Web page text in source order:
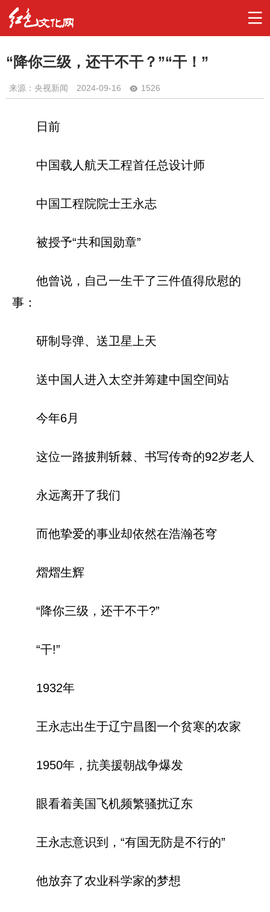
“降你三级，还干不干？”“干！”
来源：央视新闻 2024-09-16 1526
日前
中国载人航天工程首任总设计师
中国工程院院士王永志
被授予“共和国勋章”
他曾说，自己一生干了三件值得欣慰的
事：
研制导弹、送卫星上天
送中国人进入太空并筹建中国空间站
今年6月
这位一路披荆斩棘、书写传奇的92岁老人
永远离开了我们
而他挚爱的事业却依然在浩瀚苍穹
熠熠生辉
“降你三级，还干不干?”
“干!”
1932年
王永志出生于辽宁昌图一个贫寒的农家
1950年，抗美援朝战争爆发
眼看着美国飞机频繁骚扰辽东
王永志意识到，“有国无防是不行的”
他放弃了农业科学家的梦想